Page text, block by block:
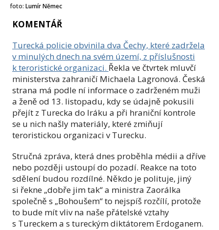
foto: Lumír Němec
KOMENTÁŘ
Turecká policie obvinila dva Čechy, které zadržela
v minulých dnech na svém území, z příslušnosti
k teroristické organizaci. Řekla ve čtvrtek mluvčí
ministerstva zahraničí Michaela Lagronová. Česká
strana má podle ní informace o zadrženém muži
a ženě od 13. listopadu, kdy se údajně pokusili
přejít z Turecka do Iráku a při hraniční kontrole
se u nich našly materiály, které zmiňují
teroristickou organizaci v Turecku.
Stručná zpráva, která dnes proběhla médii a dříve
nebo později ustoupí do pozadí. Reakce na toto
sdělení budou rozdílné. Někdo je polituje, jiný
si řekne „dobře jim tak“ a ministra Zaorálka
společně s „Bohoušem“ to nejspíš rozčílí, protože
to bude mít vliv na naše přátelské vztahy
s Tureckem a s tureckým diktátorem Erdoganem.